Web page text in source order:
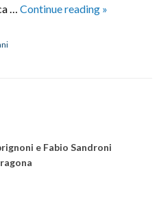
… Continue reading »
e Fabio Sandroni